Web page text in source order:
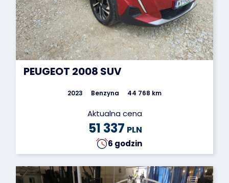
PEUGEOT 2008 SUV
2023 Benzyna 44 768 km
Aktualna cena
51 337 PLN
6 godzin